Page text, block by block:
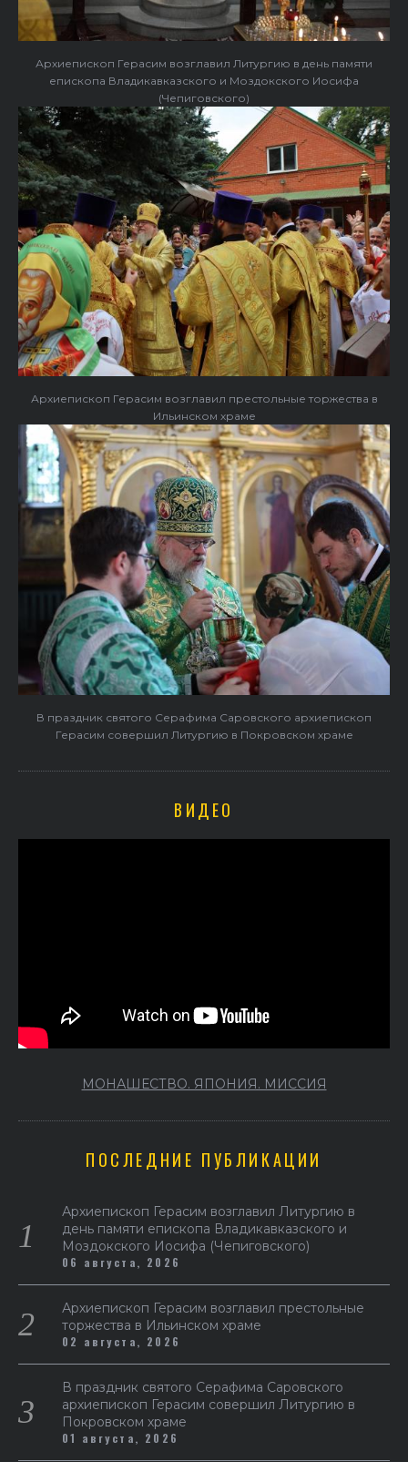
Архиепископ Герасим возглавил Литургию в день памяти
епископа Владикавказского и Моздокского Иосифа
(Чепиговского)
Архиепископ Герасим возглавил престольные торжества в
Ильинском храме
В праздник святого Серафима Саровского архиепископ
Герасим совершил Литургию в Покровском храме
ВИДЕО
МОНАШЕСТВО. ЯПОНИЯ. МИССИЯ
ПОСЛЕДНИЕ ПУБЛИКАЦИИ
Архиепископ Герасим возглавил Литургию в
день памяти епископа Владикавказского и
Моздокского Иосифа (Чепиговского)
06 августа, 2026
Архиепископ Герасим возглавил престольные
торжества в Ильинском храме
02 августа, 2026
В праздник святого Серафима Саровского
архиепископ Герасим совершил Литургию в
Покровском храме
01 августа, 2026